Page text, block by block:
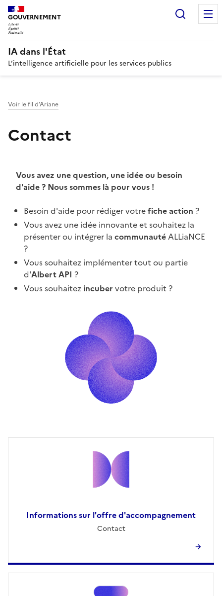
GOUVERNEMENT
IA dans l'État
L’intelligence artificielle pour les services publics
Voir le fil d’Ariane
Contact
Vous avez une question, une idée ou besoin
d'aide ? Nous sommes là pour vous !
Besoin d'aide pour rédiger votrefiche action ?
Vous avez une idée innovante et souhaitez la
présenter ou intégrer la communautéALLiaNCE
?
Vous souhaitez implémenter tout ou partie
d'Albert API ?
Vous souhaitez incuber votre produit ?
Informations sur l'offre d'accompagnement
Contact